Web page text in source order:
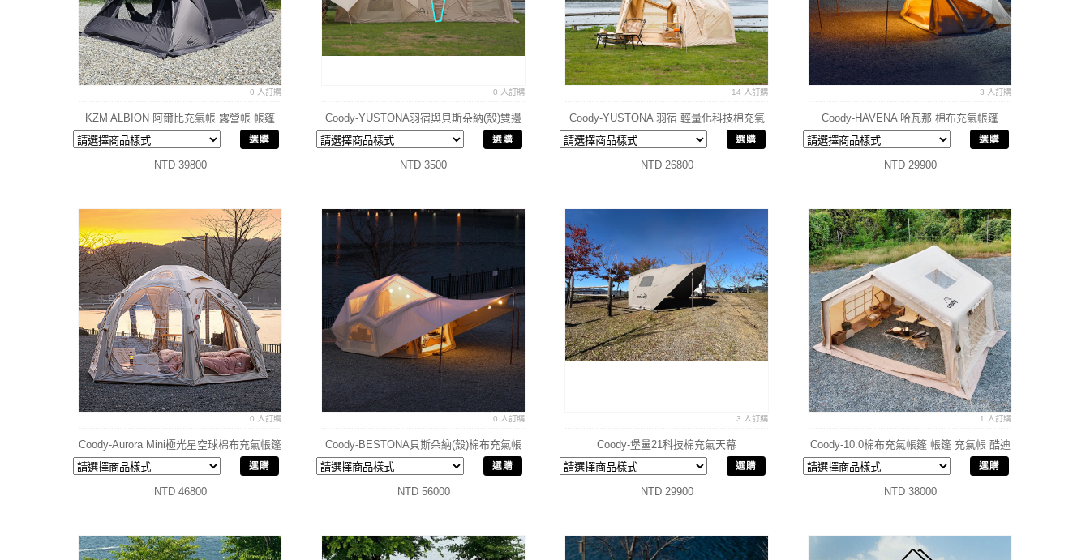
0 人訂購
KZM ALBION 阿爾比充氣帳 露營帳 帳篷
選購
NTD 39800
0 人訂購
Coody-YUSTONA羽宿與貝斯朵納(殼)雙邊
拉鍊連接布
選購
NTD 3500
14 人訂購
Coody-YUSTONA 羽宿 輕量化科技棉充氣
帳篷
選購
NTD 26800
3 人訂購
Coody-HAVENA 哈瓦那 棉布充氣帳篷
選購
NTD 29900
0 人訂購
Coody-Aurora Mini極光星空球棉布充氣帳篷
選購
NTD 46800
0 人訂購
Coody-BESTONA貝斯朵納(殼)棉布充氣帳
篷
選購
NTD 56000
3 人訂購
Coody-堡壘21科技棉充氣天幕
選購
NTD 29900
1 人訂購
Coody-10.0棉布充氣帳篷 帳篷 充氣帳 酷迪
選購
NTD 38000